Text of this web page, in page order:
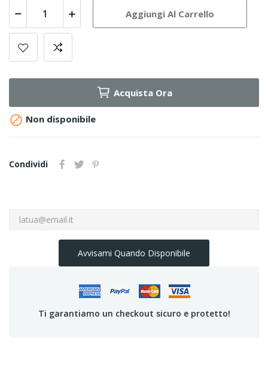
Aggiungi Al Carrello
Acquista Ora
 Non disponibile
Condividi
Avvisami Quando Disponibile
Ti garantiamo un checkout sicuro e protetto!